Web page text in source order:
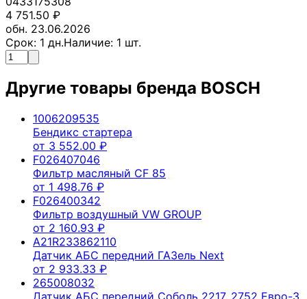
4 751.50 ₽
обн. 23.06.2026
Срок: 1 дн.Наличие: 1 шт.
Другие товары бренда BOSCH
1006209535
Бендикс стартера
от 3 552.00 ₽
F026407046
Фильтр масляный CF 85
от 1 498.76 ₽
F026400342
Фильтр воздушный VW GROUP
от 2 160.93 ₽
A21R233862110
Датчик АБС передний ГАЗель Next
от 2 933.33 ₽
265008032
Датчик АБС передний Соболь 2217, 2752 Евро-3